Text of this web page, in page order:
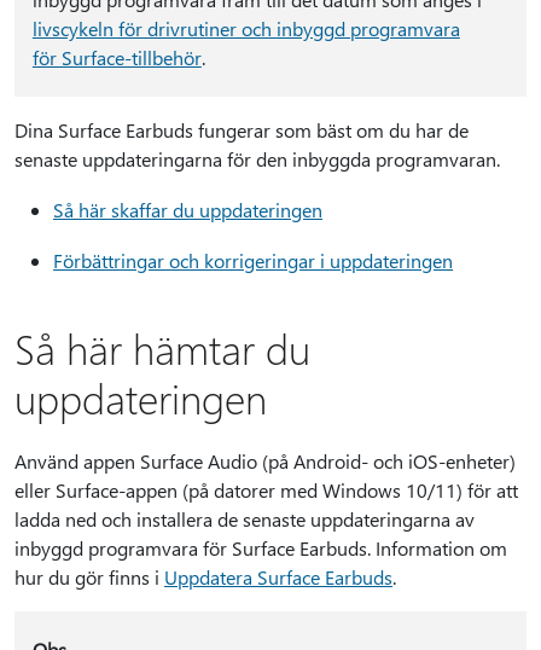
livscykeln för drivrutiner och inbyggd programvara
för Surface-tillbehör.
Dina Surface Earbuds fungerar som bäst om du har de
senaste uppdateringarna för den inbyggda programvaran.
Så här skaffar du uppdateringen
Förbättringar och korrigeringar i uppdateringen
Så här hämtar du
uppdateringen
Använd appen Surface Audio (på Android- och iOS-enheter)
eller Surface-appen (på datorer med Windows 10/11) för att
ladda ned och installera de senaste uppdateringarna av
inbyggd programvara för Surface Earbuds. Information om
hur du gör finns i Uppdatera Surface Earbuds.